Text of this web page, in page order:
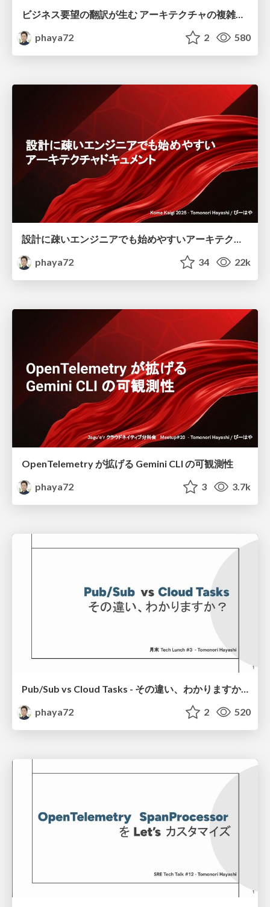
ビジネス要望の翻訳が生む アーキテクチャの複雑性とトレードオフ
phaya72
2 580
設計に疎いエンジニアでも始めやすいアーキテクチャドキュメント
phaya72
34 22k
OpenTelemetry が拡げる Gemini CLI の可観測性
phaya72
3 3.7k
Pub/Sub vs Cloud Tasks - その違い、わかりますか？-
phaya72
2 520